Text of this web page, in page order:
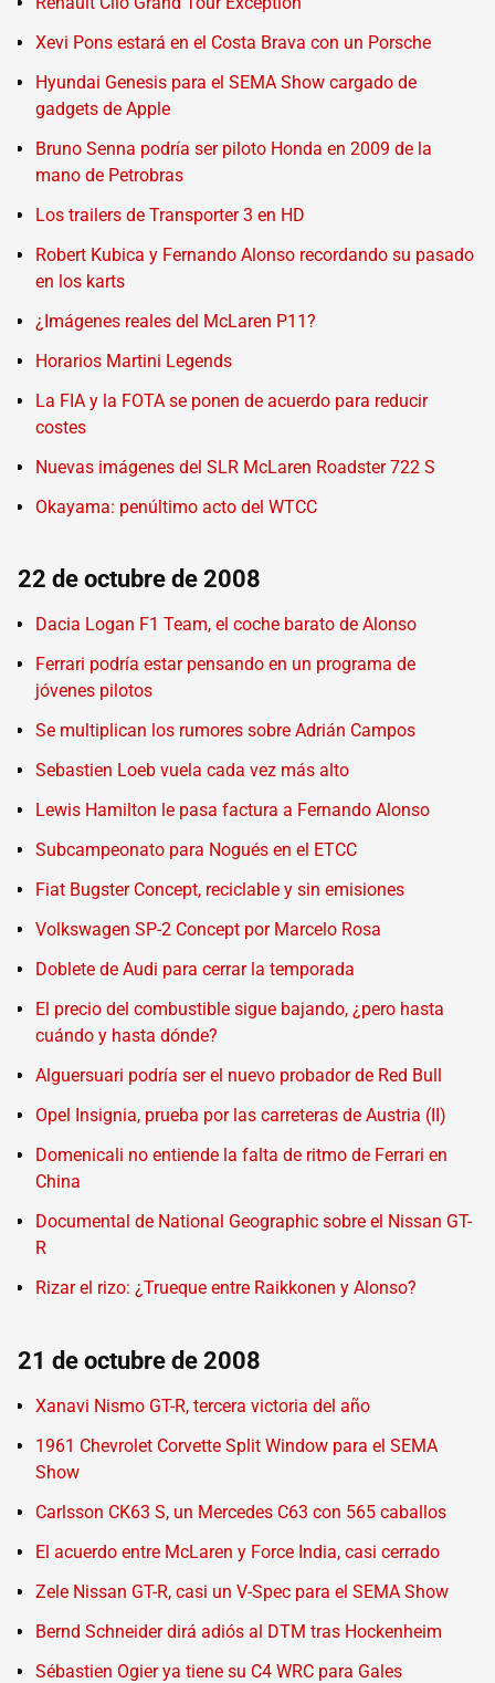
Xevi Pons estará en el Costa Brava con un Porsche
Hyundai Genesis para el SEMA Show cargado de
gadgets de Apple
Bruno Senna podría ser piloto Honda en 2009 de la
mano de Petrobras
Los trailers de Transporter 3 en HD
Robert Kubica y Fernando Alonso recordando su pasado
en los karts
¿Imágenes reales del McLaren P11?
Horarios Martini Legends
La FIA y la FOTA se ponen de acuerdo para reducir
costes
Nuevas imágenes del SLR McLaren Roadster 722 S
Okayama: penúltimo acto del WTCC
22 de octubre de 2008
Dacia Logan F1 Team, el coche barato de Alonso
Ferrari podría estar pensando en un programa de
jóvenes pilotos
Se multiplican los rumores sobre Adrián Campos
Sebastien Loeb vuela cada vez más alto
Lewis Hamilton le pasa factura a Fernando Alonso
Subcampeonato para Nogués en el ETCC
Fiat Bugster Concept, reciclable y sin emisiones
Volkswagen SP-2 Concept por Marcelo Rosa
Doblete de Audi para cerrar la temporada
El precio del combustible sigue bajando, ¿pero hasta
cuándo y hasta dónde?
Alguersuari podría ser el nuevo probador de Red Bull
Opel Insignia, prueba por las carreteras de Austria (II)
Domenicali no entiende la falta de ritmo de Ferrari en
China
Documental de National Geographic sobre el Nissan GT-
R
Rizar el rizo: ¿Trueque entre Raikkonen y Alonso?
21 de octubre de 2008
Xanavi Nismo GT-R, tercera victoria del año
1961 Chevrolet Corvette Split Window para el SEMA
Show
Carlsson CK63 S, un Mercedes C63 con 565 caballos
El acuerdo entre McLaren y Force India, casi cerrado
Zele Nissan GT-R, casi un V-Spec para el SEMA Show
Bernd Schneider dirá adiós al DTM tras Hockenheim
Sébastien Ogier ya tiene su C4 WRC para Gales